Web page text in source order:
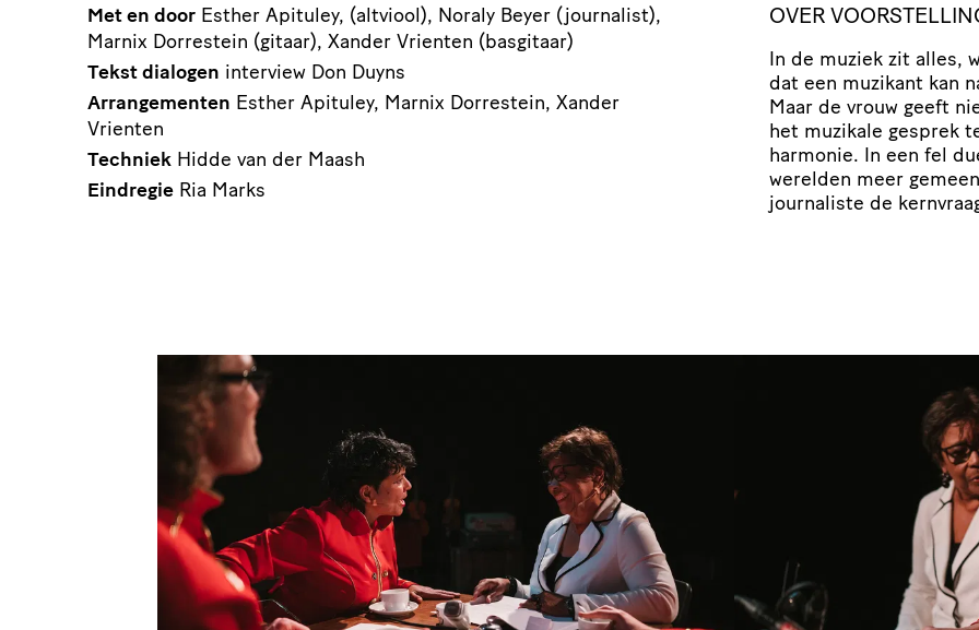
OVER
In de muziek zit alles,
dat een muzikant kan
Maar de vrouw geeft
het muzikale gesprek
harmonie. In een fel
werelden meer
journaliste de
Met en door Esther Apituley, (altviool), Noraly Beyer (journalist),
Marnix Dorrestein (gitaar), Xander Vrienten (basgitaar)
Tekst dialogen interview Don Duyns
Arrangementen Esther Apituley, Marnix Dorrestein, Xander
Vrienten
Techniek Hidde van der Maash
Eindregie Ria Marks